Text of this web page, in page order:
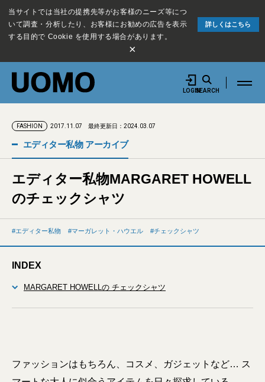
当サイトでは当社の提携先等がお客様のニーズ等につ
いて調査・分析したり、お客様にお勧めの広告を表示
する目的で Cookie を使用する場合があります。
詳しくはこちら
×
LOGINSEARCH
FASHION 2017.11.07 最終更新日：2024.03.07
エディター私物 アーカイブ
エディター私物MARGARET HOWELL
のチェックシャツ
エディター私物 マーガレット・ハウエル チェックシャツ
INDEX
MARGARET HOWELLの チェックシャツ
ファッションはもちろん、コスメ、ガジェットなど… ス